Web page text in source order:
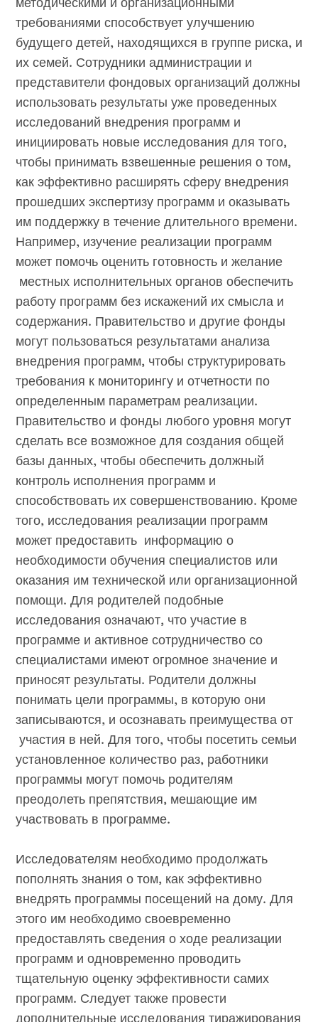
требованиями способствует улучшению
будущего детей, находящихся в группе риска, и
их семей. Сотрудники администрации и
представители фондовых организаций должны
использовать результаты уже проведенных
исследований внедрения программ и
инициировать новые исследования для того,
чтобы принимать взвешенные решения о том,
как эффективно расширять сферу внедрения
прошедших экспертизу программ и оказывать
им поддержку в течение длительного времени.
Например, изучение реализации программ
может помочь оценить готовность и желание
местных исполнительных органов обеспечить
работу программ без искажений их смысла и
содержания. Правительство и другие фонды
могут пользоваться результатами анализа
внедрения программ, чтобы структурировать
требования к мониторингу и отчетности по
определенным параметрам реализации.
Правительство и фонды любого уровня могут
сделать все возможное для создания общей
базы данных, чтобы обеспечить должный
контроль исполнения программ и
способствовать их совершенствованию. Кроме
того, исследования реализации программ
может предоставить информацию о
необходимости обучения специалистов или
оказания им технической или организационной
помощи. Для родителей подобные
исследования означают, что участие в
программе и активное сотрудничество со
специалистами имеют огромное значение и
приносят результаты. Родители должны
понимать цели программы, в которую они
записываются, и осознавать преимущества от
участия в ней. Для того, чтобы посетить семьи
установленное количество раз, работники
программы могут помочь родителям
преодолеть препятствия, мешающие им
участвовать в программе.
Исследователям необходимо продолжать
пополнять знания о том, как эффективно
внедрять программы посещений на дому. Для
этого им необходимо своевременно
предоставлять сведения о ходе реализации
программ и одновременно проводить
тщательную оценку эффективности самих
программ. Следует также провести
дополнительные исследования тиражирования